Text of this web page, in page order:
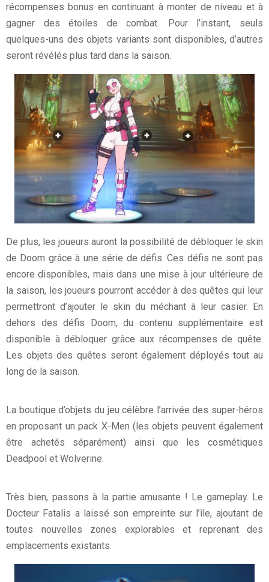
récompenses bonus en continuant à monter de niveau et à
gagner des étoiles de combat. Pour l’instant, seuls
quelques-uns des objets variants sont disponibles, d’autres
seront révélés plus tard dans la saison.
De plus, les joueurs auront la possibilité de débloquer le skin
de Doom grâce à une série de défis. Ces défis ne sont pas
encore disponibles, mais dans une mise à jour ultérieure de
la saison, les joueurs pourront accéder à des quêtes qui leur
permettront d’ajouter le skin du méchant à leur casier. En
dehors des défis Doom, du contenu supplémentaire est
disponible à débloquer grâce aux récompenses de quête.
Les objets des quêtes seront également déployés tout au
long de la saison.
La boutique d’objets du jeu célèbre l’arrivée des super-héros
en proposant un pack X-Men (les objets peuvent également
être achetés séparément) ainsi que les cosmétiques
Deadpool et Wolverine.
Très bien, passons à la partie amusante ! Le gameplay. Le
Docteur Fatalis a laissé son empreinte sur l’île, ajoutant de
toutes nouvelles zones explorables et reprenant des
emplacements existants.